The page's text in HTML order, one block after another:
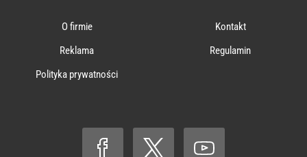
O firmie
Kontakt
Reklama
Regulamin
Polityka prywatności